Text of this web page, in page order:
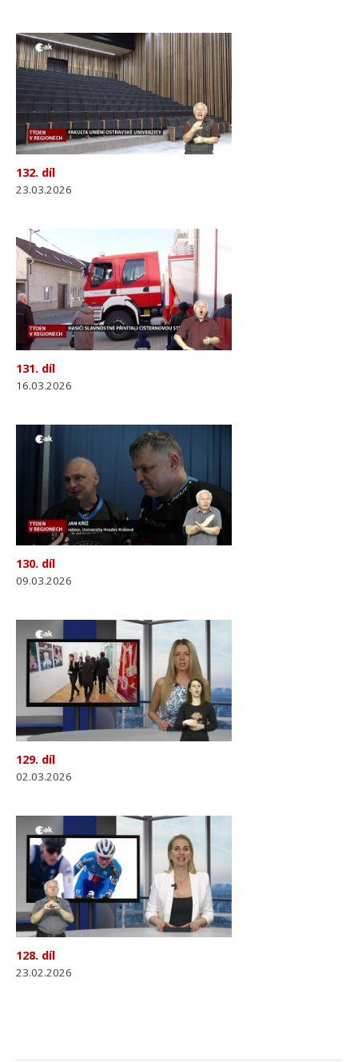
132. díl
23.03.2026
131. díl
16.03.2026
130. díl
09.03.2026
129. díl
02.03.2026
128. díl
23.02.2026